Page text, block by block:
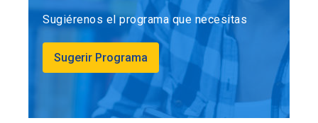
Sugiérenos el programa que necesitas
Sugerir Programa